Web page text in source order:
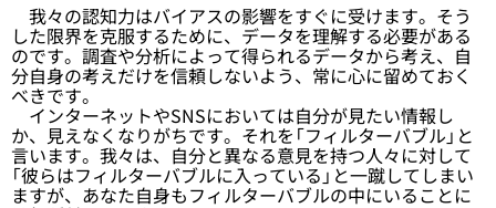
我々の認知力はバイアスの影響をすぐに受けます。そう
した限界を克服するために、データを理解する必要がある
のです。調査や分析によって得られるデータから考え、自
分自身の考えだけを信頼しないよう、常に心に留めておく
べきです。
インターネットやSNSにおいては自分が見たい情報し
か、見えなくなりがちです。それを「フィルターバブル」と
言います。我々は、自分と異なる意見を持つ人々に対して
「彼らはフィルターバブルに入っている」と一蹴してしまい
ますが、あなた自身もフィルターバブルの中にいることに